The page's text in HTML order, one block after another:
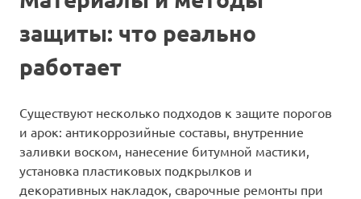
защиты: что реально
работает
Существуют несколько подходов к защите порогов
и арок: антикоррозийные составы, внутренние
заливки воском, нанесение битумной мастики,
установка пластиковых подкрылков и
декоративных накладок, сварочные ремонты при